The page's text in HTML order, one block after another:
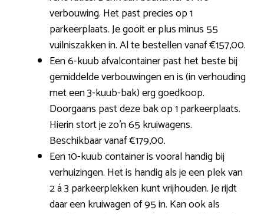
verbouwing. Het past precies op 1
parkeerplaats. Je gooit er plus minus 55
vuilniszakken in. Al te bestellen vanaf €157,00.
Een 6-kuub afvalcontainer past het beste bij
gemiddelde verbouwingen en is (in verhouding
met een 3-kuub-bak) erg goedkoop.
Doorgaans past deze bak op 1 parkeerplaats.
Hierin stort je zo’n 65 kruiwagens.
Beschikbaar vanaf €179,00.
Een 10-kuub container is vooral handig bij
verhuizingen. Het is handig als je een plek van
2 á 3 parkeerplekken kunt vrijhouden. Je rijdt
daar een kruiwagen of 95 in. Kan ook als